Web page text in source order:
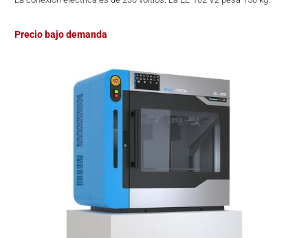
Precio bajo demanda